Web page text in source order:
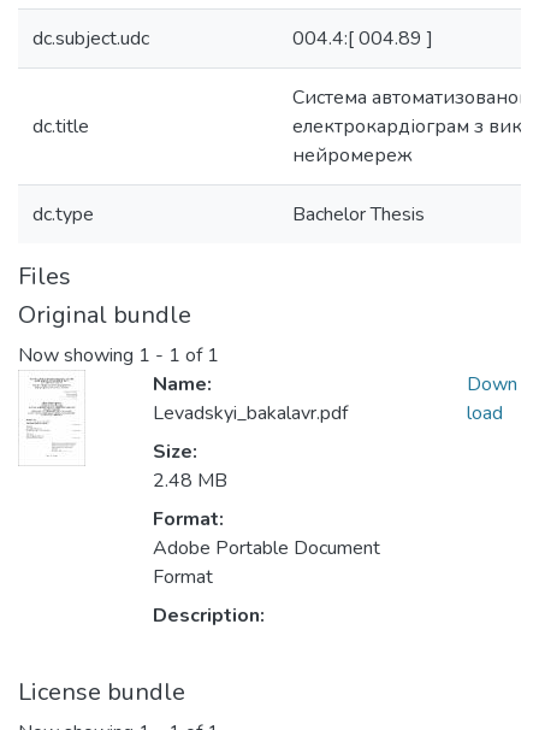
dc.subject.udc 004.4:[ 004.89 ]
dc.title
Система автоматизованого
електрокардіограм з
нейромереж
dc.type Bachelor Thesis
Files
Original bundle
Now showing 1 - 1 of 1
Name:
Levadskyi_bakalavr.pdf
Size:
2.48 MB
Format:
Adobe Portable Document
Format
Description:
Down
load
License bundle